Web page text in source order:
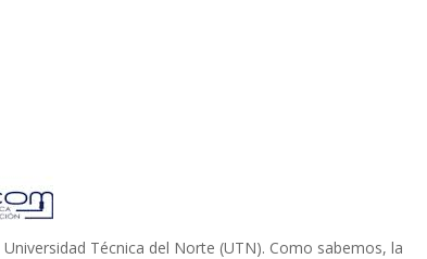
Técnica del Norte (UTN). Como sabemos, la